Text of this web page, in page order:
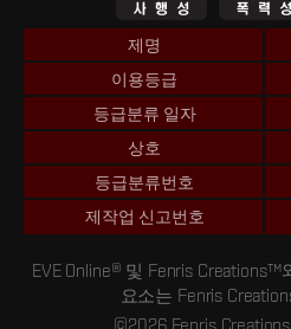
제명
이용등급
등급분류 일자
상호
등급분류번호
제작업 신고번호
EVE Online® 및 Fenris
요소는 Fenris
©2026 Fenris